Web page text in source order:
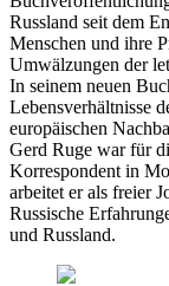
Russland seit dem
Menschen und ihre
Umwälzungen der
In seinem neuen
Lebensverhältnisse
europäischen
Gerd Ruge war für
Korrespondent in
arbeitet er als freier
Russische
und Russland.